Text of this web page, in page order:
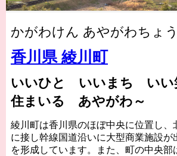
かがわけん あやがわちょう
香川県 綾川町
いいひと いいまち い
住まいる あやがわ～
綾川町は香川県のほぼ中央に位置し、
に接し幹線国道沿いに大型商業施設が
を形成しています。また、町の中央部